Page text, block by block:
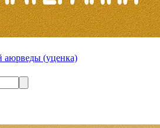
аюрведы (уценка)